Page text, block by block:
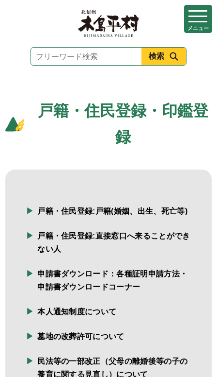
メニュー
戸籍・住民登録・印鑑登
録
戸籍・住民登録:戸籍(婚姻、出生、死亡等)
戸籍・住民登録:直接窓口へ来ることができ
ない人
申請書ダウンロード：各種証明申請方法・
申請書ダウンロードコーナー
本人通知制度について
墓地の改葬許可について
民法等の一部改正（父母の離婚後等の子の
養育に関する見直し）について